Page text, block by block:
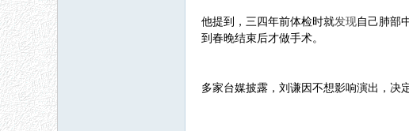
他提到，三四年前体检时就发现自己肺部
到春晚结束后才做手术。
多家台媒披露，刘谦因不想影响演出，决